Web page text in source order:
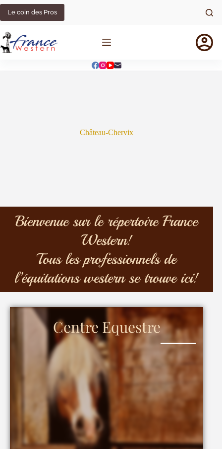
Le coin des Pros
Château-Chervix
Bienvenue sur le répertoire France
Western!
Tous les professionnels de
l’équitations western se trouve ici!
Centre Equestre